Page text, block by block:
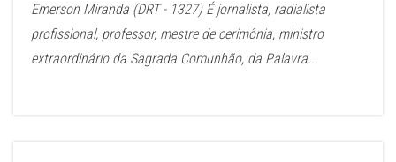
Emerson Miranda (DRT - 1327) É jornalista, radialista
profissional, professor, mestre de cerimônia, ministro
extraordinário da Sagrada Comunhão, da Palavra...